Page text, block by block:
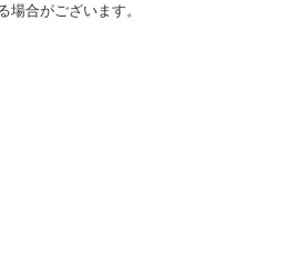
場合がございます。